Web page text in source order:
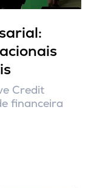
Credit
financeira